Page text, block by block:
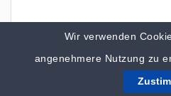
Wir verwenden
angenehmere Nutzung zu